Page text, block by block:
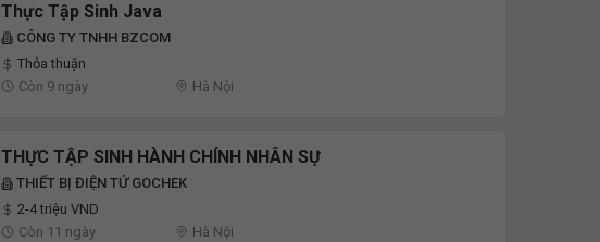
Thực Tập Sinh Java
CÔNG TY TNHH BZCOM
Thỏa thuận
Còn 9 ngày
Hà Nội
THỰC TẬP SINH HÀNH CHÍNH NHÂN SỰ
THIẾT BỊ ĐIỆN TỬ GOCHEK
2-4 triệu VND
Còn 11 ngày
Hà Nội